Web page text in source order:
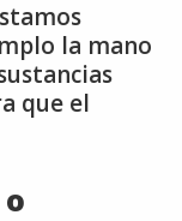
la mano
que el